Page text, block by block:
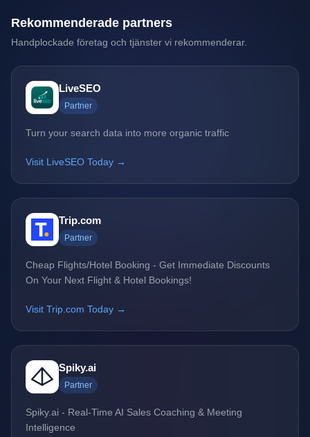
Rekommenderade partners
Handplockade företag och tjänster vi rekommenderar.
LiveSEO
Partner
Turn your search data into more organic traffic
Visit LiveSEO Today →
Trip.com
Partner
Cheap Flights/Hotel Booking - Get Immediate Discounts
On Your Next Flight & Hotel Bookings!
Visit Trip.com Today →
Spiky.ai
Partner
Spiky.ai - Real-Time AI Sales Coaching & Meeting
Intelligence